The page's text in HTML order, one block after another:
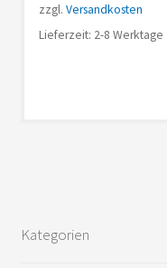
zzgl. Versandkosten
Lieferzeit: 2-8 Werktage
Kategorien